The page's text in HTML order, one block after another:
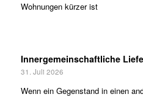
Wohnungen kürzer ist
Innergemeinschaftliche
31. Juli 2026
Wenn ein Gegenstand in einen